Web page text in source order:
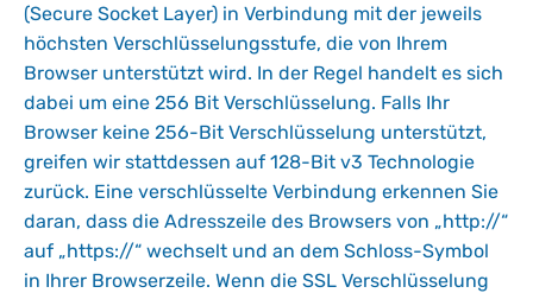
(Secure Socket Layer) in Verbindung mit der jeweils
höchsten Verschlüsselungsstufe, die von Ihrem
Browser unterstützt wird. In der Regel handelt es sich
dabei um eine 256 Bit Verschlüsselung. Falls Ihr
Browser keine 256-Bit Verschlüsselung unterstützt,
greifen wir stattdessen auf 128-Bit v3 Technologie
zurück. Eine verschlüsselte Verbindung erkennen Sie
daran, dass die Adresszeile des Browsers von „http://“
auf „https://“ wechselt und an dem Schloss-Symbol
in Ihrer Browserzeile. Wenn die SSL Verschlüsselung